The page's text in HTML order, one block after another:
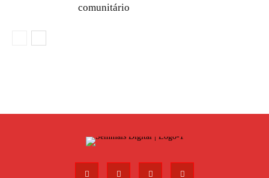
comunitário